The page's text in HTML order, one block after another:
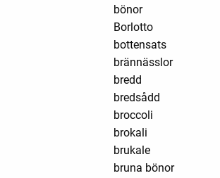
bönor
Borlotto
bottensats
brännässlor
bredd
bredsådd
broccoli
brokali
brukale
bruna bönor